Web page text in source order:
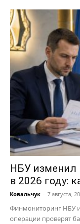
Контакты
НБУ изменил
в 2026 году:
Ковальчук - 7 августа,
Финмониторинг НБУ
операции проверят